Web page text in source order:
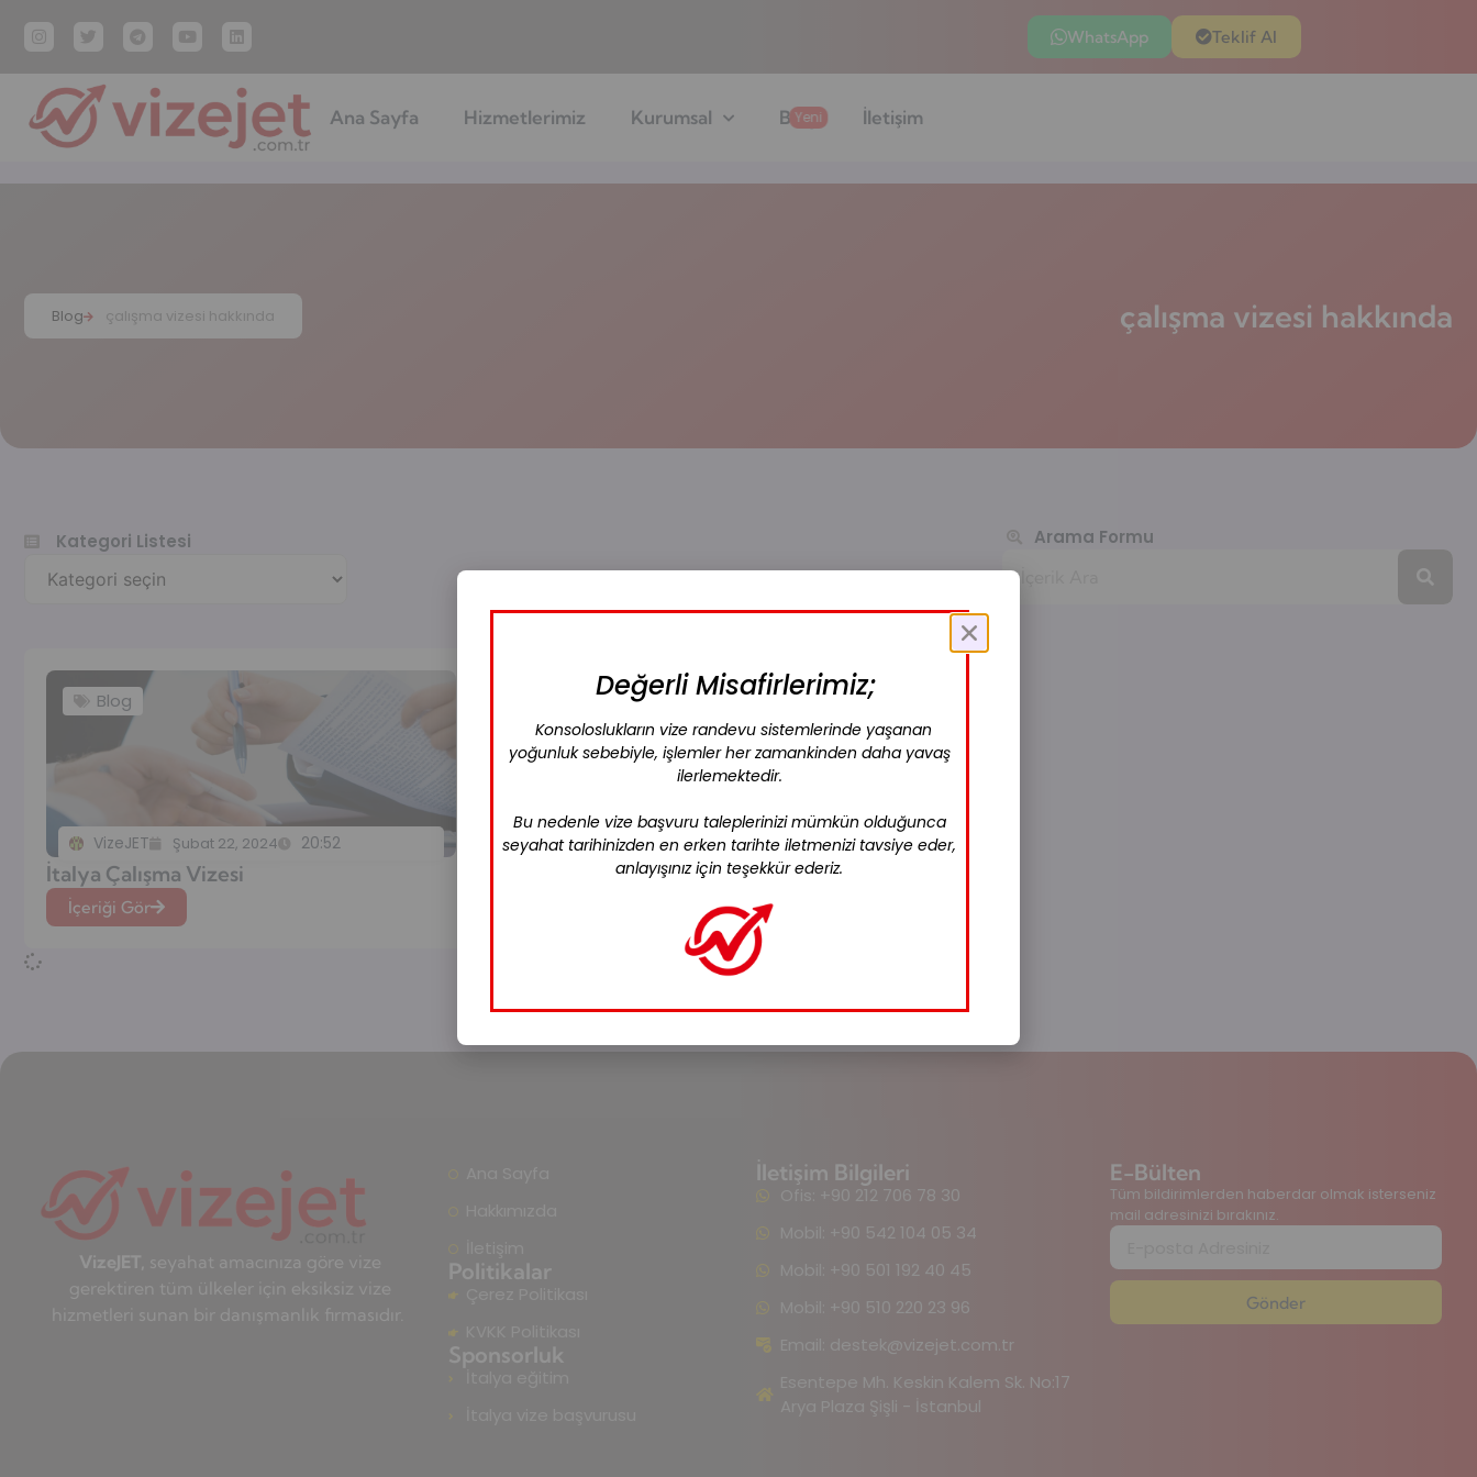
WhatsApp Teklif Al
Ana Sayfa Hizmetlerimiz Kurumsal Yeni
Blog İletişim
Blog çalışma vizesi hakkında çalışma vizesi hakkında
Kategori Listesi Arama Formu
VizeJET Şubat 22, 2024 20:52
İtalya Çalışma Vizesi
İçeriği Gör
Blog
VizeJET, seyahat amacınıza göre vize
gerektiren tüm ülkeler için eksiksiz vize
hizmetleri sunan bir danışmanlık firmasıdır.
Politikalar
Sponsorluk
İletişim Bilgileri
Ofis: +90 212 706 78 30
Mobil: +90 542 104 05 34
Mobil: +90 501 192 40 45
Mobil: +90 510 220 23 96
destek@vizejet.com.tr
Esentepe Mh. Keskin Kalem Sk. No:17
Arya Plaza Şişli - İstanbul
E-Bülten
Tüm bildirimlerden haberdar olmak isterseniz
mail adresinizi bırakınız.
Gönder
Değerli Misafirlerimiz;
Konsoloslukların vize randevu sistemlerinde yaşanan
yoğunluk sebebiyle, işlemler her zamankinden daha yavaş
ilerlemektedir.
Bu nedenle vize başvuru taleplerinizi mümkün olduğunca
seyahat tarihinizden en erken tarihte iletmenizi tavsiye eder,
anlayışınız için teşekkür ederiz.